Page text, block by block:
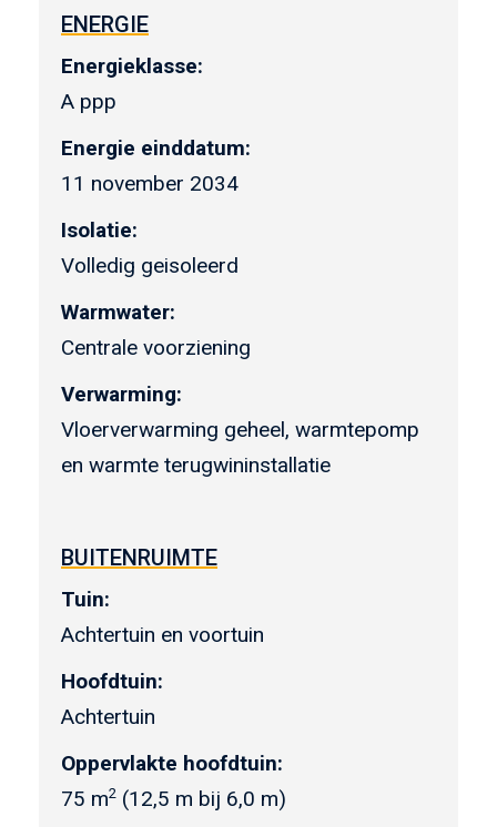
ENERGIE
Energieklasse:
A ppp
Energie einddatum:
11 november 2034
Isolatie:
Volledig geisoleerd
Warmwater:
Centrale voorziening
Verwarming:
Vloerverwarming geheel, warmtepomp
en warmte terugwininstallatie
BUITENRUIMTE
Tuin:
Achtertuin en voortuin
Hoofdtuin:
Achtertuin
Oppervlakte hoofdtuin:
75 m2 (12,5 m bij 6,0 m)